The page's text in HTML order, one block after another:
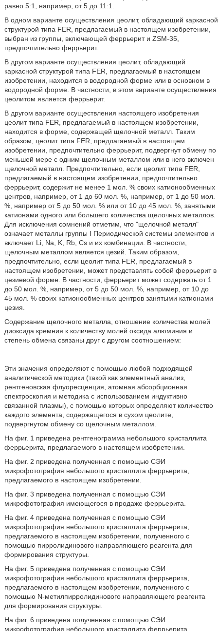
равно 5:1, например, от 5 до 11:1.
В одном варианте осуществления цеолит, обладающий каркасной
структурой типа FER, предлагаемый в настоящем изобретении,
выбран из группы, включающей феррьерит и ZSM-35,
предпочтительно феррьерит.
В другом варианте осуществления цеолит, обладающий
каркасной структурой типа FER, предлагаемый в настоящем
изобретении, находится в водородной форме или в основном в
водородной форме. В частности, в этом варианте осуществления
цеолитом является феррьерит.
В другом варианте осуществления настоящего изобретения
цеолит типа FER, предлагаемый в настоящем изобретении,
находится в форме, содержащей щелочной металл. Таким
образом, цеолит типа FER, предлагаемый в настоящем
изобретении, предпочтительно феррьерит, подвергнут обмену по
меньшей мере с одним щелочным металлом или в него включен
щелочной металл. Предпочтительно, если цеолит типа FER,
предлагаемый в настоящем изобретении, предпочтительно
феррьерит, содержит не менее 1 мол. % своих катионообменных
центров, например, от 1 до 60 мол. %, например, от 1 до 50 мол.
%, например от 5 до 50 мол. % или от 10 до 45 мол. %, занятыми
катионами одного или большего количества щелочных металлов.
Для исключения сомнений отметим, что "щелочной металл"
означает металлы группы I Периодической системы элементов и
включает Li, Na, K, Rb, Cs и их комбинации. В частности,
щелочным металлом является цезий. Таким образом,
предпочтительно, если цеолит типа FER, предлагаемый в
настоящем изобретении, может представлять собой феррьерит в
цезиевой форме. В частности, феррьерит может содержать от 1
до 50 мол. %, например, от 5 до 50 мол. %, например, от 10 до
45 мол. % своих катионообменных центров занятыми катионами
цезия.
Содержание щелочного металла, отношение количества молей
диоксида кремния к количеству молей оксида алюминия и
степень обмена связаны друг с другом соотношением:
Эти значения определяют с помощью любой подходящей
аналитической методики (такой как элементный анализ,
рентгеновская флуоресценция, атомная абсорбционная
спектроскопия и методика с использованием индуктивно
связанной плазмы), с помощью которых определяют количество
каждого элемента, содержащегося в сухом цеолите,
подвергнутом обмену со щелочным металлом.
На фиг. 1 приведена рентгенограмма небольшого кристаллита
феррьерита, предлагаемого в настоящем изобретении.
На фиг. 2 приведена полученная с помощью СЭИ
микрофотография небольшого кристаллита феррьерита,
предлагаемого в настоящем изобретении.
На фиг. 3 приведена полученная с помощью СЭИ
микрофотография имеющегося в продаже феррьерита.
На фиг. 4 приведена полученная с помощью СЭИ
микрофотография небольшого кристаллита феррьерита,
предлагаемого в настоящем изобретении, полученного с
помощью пирролидинового направляющего реагента для
формирования структуры.
На фиг. 5 приведена полученная с помощью СЭИ
микрофотография небольшого кристаллита феррьерита,
предлагаемого в настоящем изобретении, полученного с
помощью N-метилпирролидинового направляющего реагента
для формирования структуры.
На фиг. 6 приведена полученная с помощью СЭИ
микрофотография небольшого кристаллита феррьерита,